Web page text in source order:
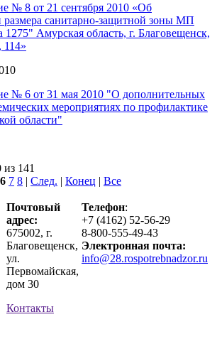
№ 8 от 21 сентября 2010 «Об
размера санитарно-защитной зоны МП
Амурская область, г. Благовещенск,
114»
№ 6 от 31 мая 2010 "О дополнительных
мероприятиях по профилактике
области"
141
6 7 8 | След. | Конец | Все
Почтовый
адрес:
675002, г.
Благовещенск,
ул.
Первомайская,
дом 30
Контакты
Телефон:
+7 (4162) 52-56-29
8-800-555-49-43
Электронная почта:
info@28.rospotrebnadzor.ru